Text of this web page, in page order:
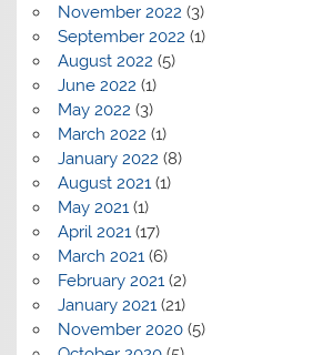
November 2022 (3)
September 2022 (1)
August 2022 (5)
June 2022 (1)
May 2022 (3)
March 2022 (1)
January 2022 (8)
August 2021(1)
May 2021(1)
April 2021(17)
March 2021(6)
February 2021(2)
January 2021(21)
November 2020(5)